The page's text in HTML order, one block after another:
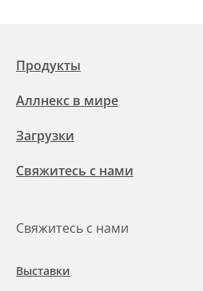
Продукты
Аллнекс в мире
Загрузки
Свяжитесь с нами
Свяжитесь с нами
Выставки